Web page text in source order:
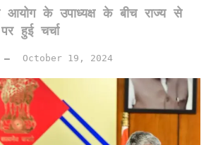
आयोग के उपाध्यक्ष के बीच राज्य से
हुई चर्चा
October 19, 2024